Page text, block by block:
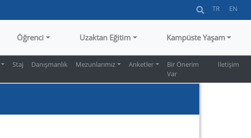
TR EN
Öğrenci Uzaktan Eğitim Kampüste Yaşam
Staj Danışmanlık Mezunlarımız Anketler
Bir Önerim
Var
İletişim